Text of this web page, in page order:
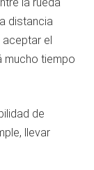
distancia
el
mucho tiempo
de
llevar